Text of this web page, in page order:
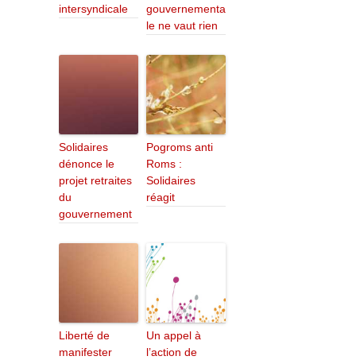
intersyndicale
gouvernementa
le ne vaut rien
Solidaires
dénonce le
projet retraites
du
gouvernement
Pogroms anti
Roms :
Solidaires
réagit
Liberté de
manifester
Un appel à
l’action de